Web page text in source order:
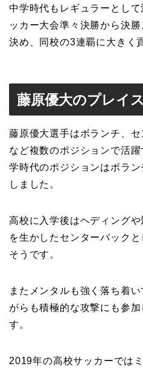
中学時代もレギュラーとし
ッカー大会準々決勝から決
決め、同校の3連覇に大きく
藤原優大のプレイ
藤原優大選手はボランチ、
など複数のポジションで活
学時代のポジションはボラ
しました。
高校に入学後はヘディング
を生かしたセンターバック
そうです。
またメンタルも強く落ち着
がらも積極的な攻撃にも参
す。
2019年の高校サッカーでは